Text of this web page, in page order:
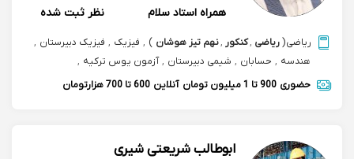
همراه استاد سلام نظر ثبت شده
ریاضی(ریاضی ,کنکور ,نهم تیز هوشان )
, فیزیک , فیزیک دبیرستان ,
هندسه , حسابان , شیمی دبیرستان , آزمون یوس ترکیه ,
هوش و استعداد تحلیلی تیزهوشان
حضوری 900 تا 1 میلیون تومان آنلاین 600 تا 700 هزارتومان
ابوطالب شریعتی شیری